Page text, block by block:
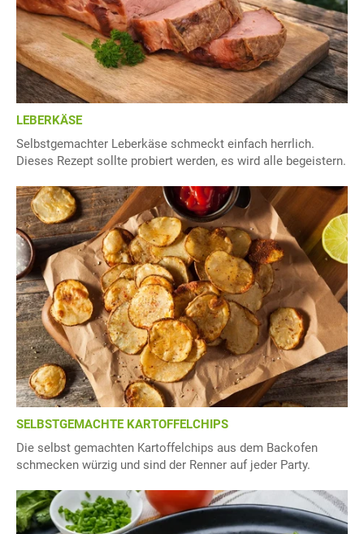
LEBERKÄSE
Selbstgemachter Leberkäse schmeckt einfach herrlich.
Dieses Rezept sollte probiert werden, es wird alle begeistern.
SELBSTGEMACHTE KARTOFFELCHIPS
Die selbst gemachten Kartoffelchips aus dem Backofen
schmecken würzig und sind der Renner auf jeder Party.